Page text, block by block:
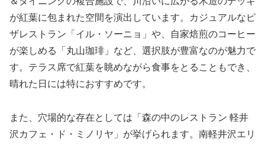
が紅葉に包まれた空間を演出しています。カジュアルなピ
ザレストラン「イル・ソーニョ」や、自家焙煎のコーヒー
が楽しめる「丸山珈琲」など、選択肢が豊富なのが魅力で
す。テラス席で紅葉を眺めながら食事をとることもでき、
晴れた日には特におすすめです。
また、穴場的な存在としては「森の中のレストラン 軽井
沢カフェ・ド・ミノリヤ」が挙げられます。南軽井沢エリ